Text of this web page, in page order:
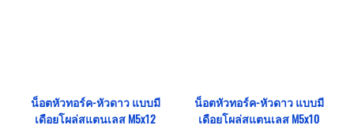
น็อตหัวทอร์ค-หัวดาว แบบมี
เดือยโผล่สแตนเลส M5x12
น็อตหัวทอร์ค-หัวดาว แบบมี
เดือยโผล่สแตนเลส M5x10